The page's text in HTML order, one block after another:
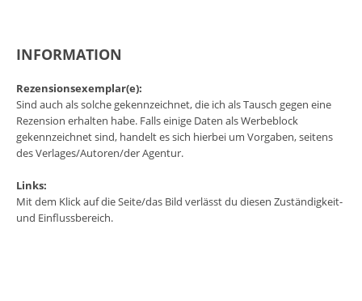
INFORMATION
Rezensionsexemplar(e):
Sind auch als solche gekennzeichnet, die ich als Tausch gegen eine
Rezension erhalten habe. Falls einige Daten als Werbeblock
gekennzeichnet sind, handelt es sich hierbei um Vorgaben, seitens
des Verlages/Autoren/der Agentur.
Links:
Mit dem Klick auf die Seite/das Bild verlässt du diesen Zuständigkeit-
und Einflussbereich.